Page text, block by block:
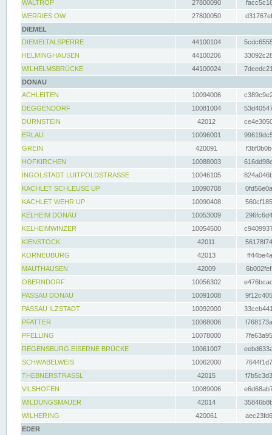
WALTROP
27800090
WERRIES OW
27800050
DIEMEL
DIEMELTALSPERRE
44100104
HELMINGHAUSEN
44100206
WILHELMSBRÜCKE
44100024
DONAU
ACHLEITEN
10094006
DEGGENDORF
10081004
DÜRNSTEIN
42012
ERLAU
10096001
GREIN
420091
HOFKIRCHEN
10088003
INGOLSTADT LUITPOLDSTRASSE
10046105
KACHLET SCHLEUSE UP
10090708
KACHLET WEHR UP
10090408
KELHEIM DONAU
10053009
KELHEIMWINZER
10054500
KIENSTOCK
42011
KORNEUBURG
42013
MAUTHAUSEN
42009
OBERNDORF
10056302
PASSAU DONAU
10091008
PASSAU ILZSTADT
10092000
PFATTER
10068006
PFELLING
10078000
REGENSBURG EISERNE BRÜCKE
10061007
SCHWABELWEIS
10062000
THEBNERSTRASSL
42015
VILSHOFEN
10089006
WILDUNGSMAUER
42014
WILHERING
420061
EDER